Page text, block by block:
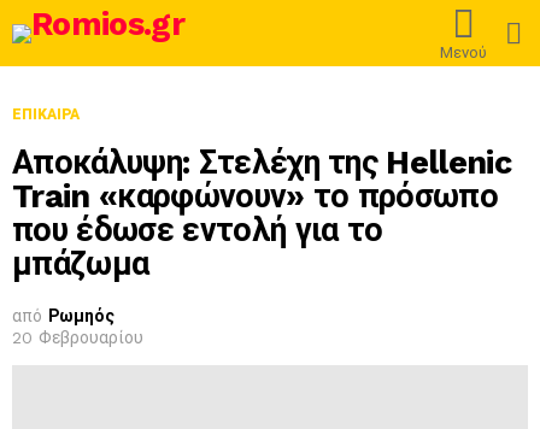
Μενού
ΕΠΊΚΑΙΡΑ
Αποκάλυψη: Στελέχη της Hellenic
Train «καρφώνουν» το πρόσωπο
που έδωσε εντολή για το
μπάζωμα
από Ρωμηός
20 Φεβρουαρίου